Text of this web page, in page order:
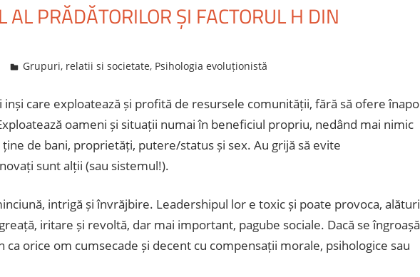
AL PRĂDĂTORILOR ȘI FACTORUL H DIN
Grupuri, relatii si societate, Psihologia evoluționistă
care exploatează și profită de resursele comunității, fără să ofere
oameni și situații numai în beneficiul propriu, nedând mai nimic
de bani, proprietăți, putere/status și sex. Au grijă să evite
sunt alții (sau sistemul!).
intrigă și învrăjbire. Leadershipul lor e toxic și poate provoca, alături
iritare și revoltă, dar mai important, pagube sociale. Dacă se îngroașă
ca orice om cumsecade și decent cu compensații morale, psihologice sau